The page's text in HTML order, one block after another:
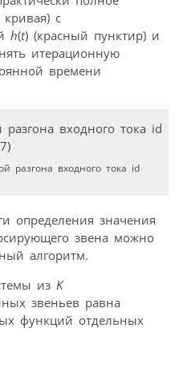
с
h(t) (красный пунктир) и
итерационную
времени
разгона входного тока id
определения значения
звена можно
алгоритм.
из K
звеньев равна
функций отдельных